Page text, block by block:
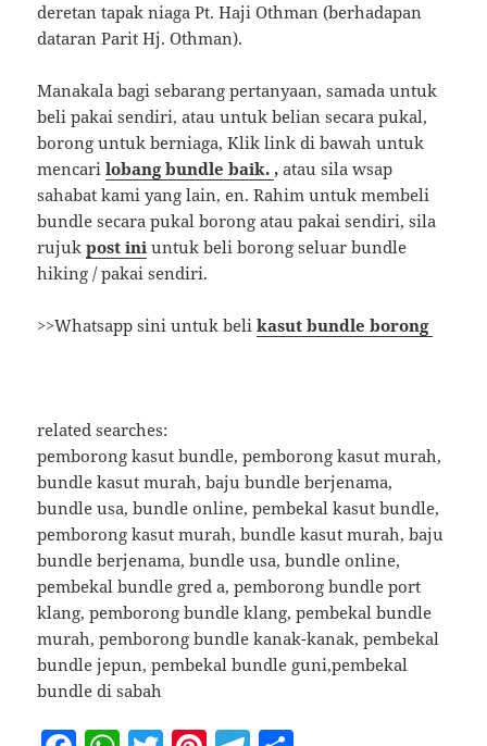
deretan tapak niaga Pt. Haji Othman (berhadapan
dataran Parit Hj. Othman).
Manakala bagi sebarang pertanyaan, samada untuk
beli pakai sendiri, atau untuk belian secara pukal,
borong untuk berniaga, Klik link di bawah untuk
mencarilobang bundle baik. , atau sila wsap
sahabat kami yang lain, en. Rahim untuk membeli
bundle secara pukal borong atau pakai sendiri, sila
rujukpost ini untuk beli borong seluar bundle
hiking / pakai sendiri.
>>Whatsapp sini untuk belikasut bundle borong
related searches:
pemborong kasut bundle, pemborong kasut murah,
bundle kasut murah, baju bundle berjenama,
bundle usa, bundle online, pembekal kasut bundle,
pemborong kasut murah, bundle kasut murah, baju
bundle berjenama, bundle usa, bundle online,
pembekal bundle gred a, pemborong bundle port
klang, pemborong bundle klang, pembekal bundle
murah, pemborong bundle kanak-kanak, pembekal
bundle jepun, pembekal bundle guni,pembekal
bundle di sabah